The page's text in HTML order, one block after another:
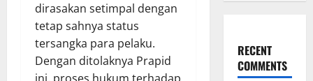
dirasakan setimpal dengan
tetap sahnya status
tersangka para pelaku.
Dengan ditolaknya Prapid
RECENT
COMMENTS